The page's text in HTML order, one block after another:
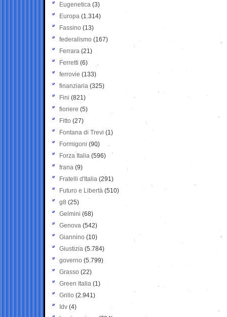
Eugenetica (3)
Europa (1.314)
Fassino (13)
federalismo (167)
Ferrara (21)
Ferretti (6)
ferrovie (133)
finanziaria (325)
Fini (821)
fioriere (5)
Fitto (27)
Fontana di Trevi (1)
Formigoni (90)
Forza Italia (596)
frana (9)
Fratelli d'Italia (291)
Futuro e Libertà (510)
g8 (25)
Gelmini (68)
Genova (542)
Giannino (10)
Giustizia (5.784)
governo (5.799)
Grasso (22)
Green Italia (1)
Grillo (2.941)
Idv (4)